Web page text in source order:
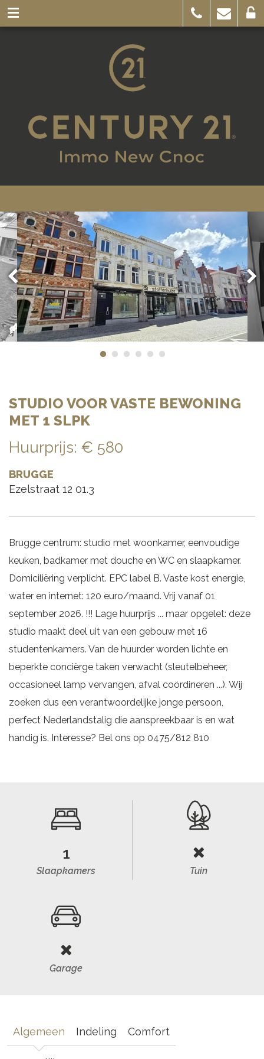
STUDIO VOOR VASTE BEWONING
MET 1 SLPK
Huurprijs: € 580
BRUGGE
Ezelstraat 12 01.3
Brugge centrum: studio met woonkamer, eenvoudige
keuken, badkamer met douche en WC en slaapkamer.
Domiciliëring verplicht. EPC label B. Vaste kost energie,
water en internet: 120 euro/maand. Vrij vanaf 01
september 2026. !!! Lage huurprijs ... maar opgelet: deze
studio maakt deel uit van een gebouw met 16
studentenkamers. Van de huurder worden lichte en
beperkte conciërge taken verwacht (sleutelbeheer,
occasioneel lamp vervangen, afval coördineren ...). Wij
zoeken dus een verantwoordelijke jonge persoon,
perfect Nederlandstalig die aanspreekbaar is en wat
handig is. Interesse? Bel ons op 0475/812 810
1
Slaapkamers Tuin
Garage
Algemeen Indeling Comfort